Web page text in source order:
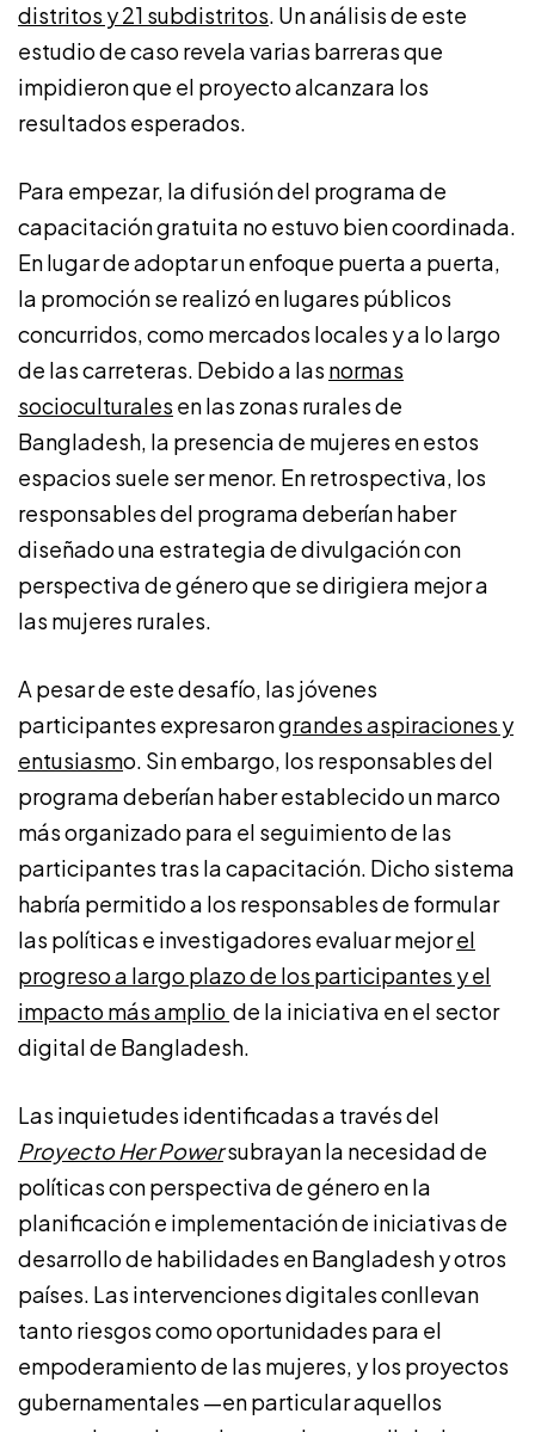
distritos y 21 subdistritos. Un análisis de este
estudio de caso revela varias barreras que
impidieron que el proyecto alcanzara los
resultados esperados.
Para empezar, la difusión del programa de
capacitación gratuita no estuvo bien coordinada.
En lugar de adoptar un enfoque puerta a puerta,
la promoción se realizó en lugares públicos
concurridos, como mercados locales y a lo largo
de las carreteras. Debido a las normas
socioculturales en las zonas rurales de
Bangladesh, la presencia de mujeres en estos
espacios suele ser menor. En retrospectiva, los
responsables del programa deberían haber
diseñado una estrategia de divulgación con
perspectiva de género que se dirigiera mejor a
las mujeres rurales.
A pesar de este desafío, las jóvenes
participantes expresarongrandes aspiraciones y
entusiasmo. Sin embargo, los responsables del
programa deberían haber establecido un marco
más organizado para el seguimiento de las
participantes tras la capacitación. Dicho sistema
habría permitido a los responsables de formular
las políticas e investigadores evaluar mejorel
progreso a largo plazo de los participantes y el
impacto más amplio de la iniciativa en el sector
digital de Bangladesh.
Las inquietudes identificadas a través del
Proyecto Her Powersubrayan la necesidad de
políticas con perspectiva de género en la
planificación e implementación de iniciativas de
desarrollo de habilidades en Bangladesh y otros
países. Las intervenciones digitales conllevan
tanto riesgos como oportunidades para el
empoderamiento de las mujeres, y los proyectos
gubernamentales —en particular aquellos